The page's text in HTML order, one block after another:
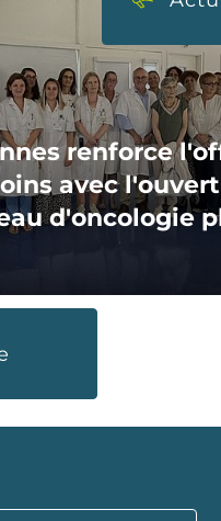
renforce
avec
d'oncologie